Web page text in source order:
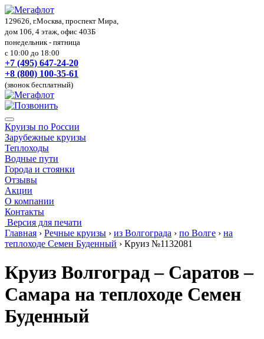
129626, г.Москва, проспект Мира,
дом 106, 4 этаж, офис 403Б
понедельник - пятница
с 10:00 до 18:00
+7 (495) 647-24-20
+8 (800) 100-35-61
(звонок бесплатный)
Круизы по России
Зарубежные круизы
Теплоходы
Водные пути
Города и стоянки
Отзывы
Акции
О компании
Контакты
Версия для печати
Главная › Речные круизы › из Волгограда › по Волге › на
теплоходе Семен Буденный › Круиз №1132081
Круиз Волгоград – Саратов –
Самара на теплоходе Семен
Буденный